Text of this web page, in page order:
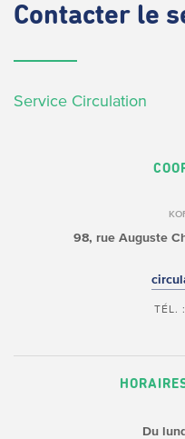
Contacter le
Service Circulation
98, rue Auguste
TÉL. :
Du